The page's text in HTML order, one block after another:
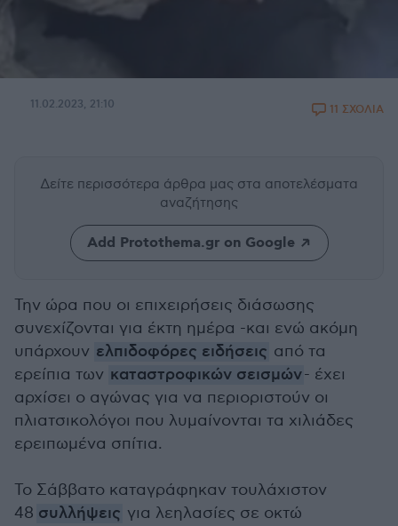
11.02.2023, 21:10 11 ΣΧΟΛΙΑ
Δείτε περισσότερα άρθρα μας στα αποτελέσματα
αναζήτησης
Add Protothema.gr on Google
Την ώρα που οι επιχειρήσεις διάσωσης
συνεχίζονται για έκτη ημέρα -και ενώ ακόμη
υπάρχουν ελπιδοφόρες ειδήσεις από τα
ερείπια των καταστροφικών σεισμών- έχει
αρχίσει ο αγώνας για να περιοριστούν οι
πλιατσικολόγοι που λυμαίνονται τα χιλιάδες
ερειπωμένα σπίτια.
Το Σάββατο καταγράφηκαν τουλάχιστον
48 συλλήψεις για λεηλασίες σε οκτώ